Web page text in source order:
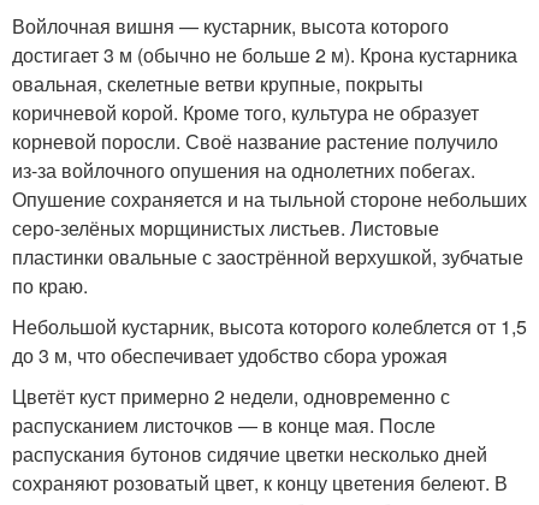
Войлочная вишня — кустарник, высота которого
достигает 3 м (обычно не больше 2 м). Крона кустарника
овальная, скелетные ветви крупные, покрыты
коричневой корой. Кроме того, культура не образует
корневой поросли. Своё название растение получило
из-за войлочного опушения на однолетних побегах.
Опушение сохраняется и на тыльной стороне небольших
серо-зелёных морщинистых листьев. Листовые
пластинки овальные с заострённой верхушкой, зубчатые
по краю.
Небольшой кустарник, высота которого колеблется от 1,5
до 3 м, что обеспечивает удобство сбора урожая
Цветёт куст примерно 2 недели, одновременно с
распусканием листочков — в конце мая. После
распускания бутонов сидячие цветки несколько дней
сохраняют розоватый цвет, к концу цветения белеют. В